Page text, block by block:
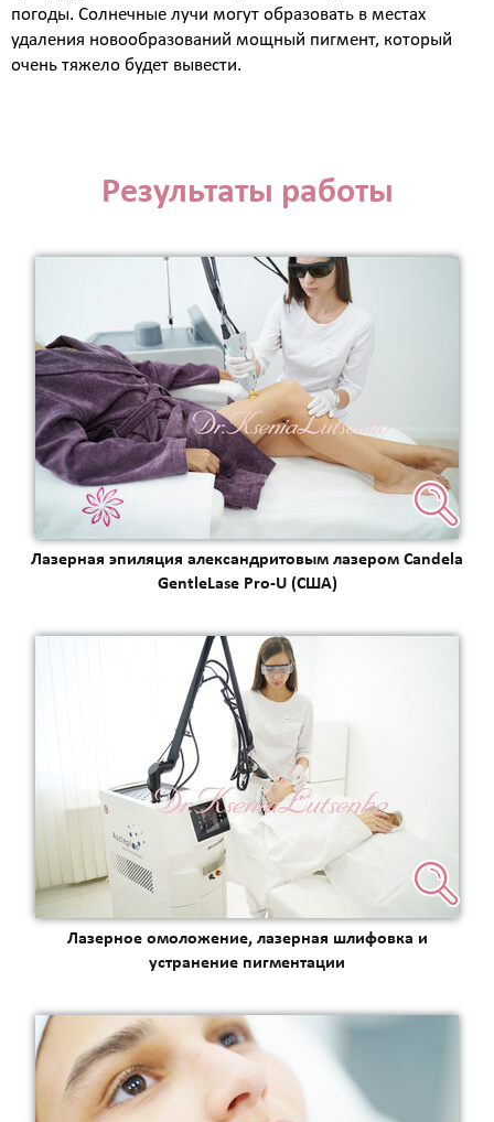
ЛАЗЕРНАЯ КОСМЕТОЛОГИЯ
Лазерная эпиляция александритовым лазером
CANDELA GentleLase Pro U (США), прайс для
НИТИ APTOS
УСТРАНЕНИЕ ЖИРОВЫХ ОТЛОЖЕНИЙ
Удаление жира липолитиками
погоды. Солнечные лучи могут образовать в местах
удаления новообразований мощный пигмент, который
очень тяжело будет вывести.
Результаты работы
Лазерная эпиляция александритовым лазером Candela
GentleLase Pro-U (США)
Лазерное омоложение, лазерная шлифовка и
устранение пигментации